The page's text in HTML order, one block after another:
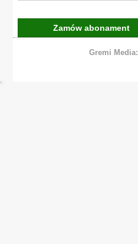
Zamów abonament
Gremi Media: